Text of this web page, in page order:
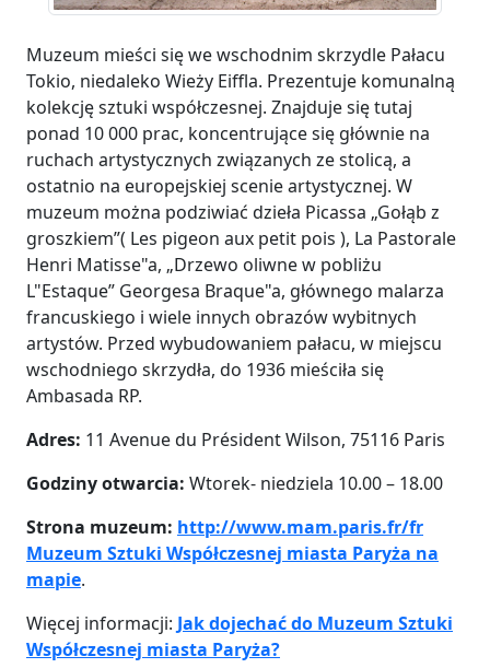
Muzeum mieści się we wschodnim skrzydle Pałacu
Tokio, niedaleko Wieży Eiffla. Prezentuje komunalną
kolekcję sztuki współczesnej. Znajduje się tutaj
ponad 10 000 prac, koncentrujące się głównie na
ruchach artystycznych związanych ze stolicą, a
ostatnio na europejskiej scenie artystycznej. W
muzeum można podziwiać dzieła Picassa „Gołąb z
groszkiem”( Les pigeon aux petit pois ), La Pastorale
Henri Matisse"a, „Drzewo oliwne w pobliżu
L"Estaque” Georgesa Braque"a, głównego malarza
francuskiego i wiele innych obrazów wybitnych
artystów. Przed wybudowaniem pałacu, w miejscu
wschodniego skrzydła, do 1936 mieściła się
Ambasada RP.
Adres: 11 Avenue du Président Wilson, 75116 Paris
Godziny otwarcia: Wtorek- niedziela 10.00 – 18.00
Strona muzeum: http://www.mam.paris.fr/fr
Muzeum Sztuki Współczesnej miasta Paryża na
mapie.
Więcej informacji: Jak dojechać do Muzeum Sztuki
Współczesnej miasta Paryża?